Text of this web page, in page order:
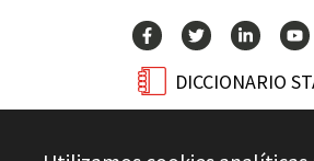
DICCIONARIO